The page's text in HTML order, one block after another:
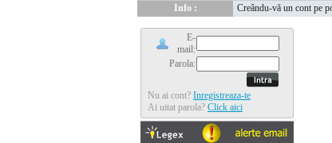
Info :
Creându-vă un cont pe
E-
mail:
Parola:
Nu ai cont? Inregistreaza-te
Ai uitat parola? Click aici